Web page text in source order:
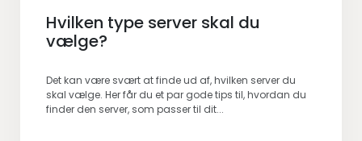
Hvilken type server skal du
vælge?
Det kan være svært at finde ud af, hvilken server du
skal vælge. Her får du et par gode tips til, hvordan du
finder den server, som passer til dit...